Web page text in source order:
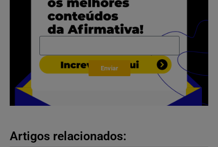
Enviar
Artigos relacionados: